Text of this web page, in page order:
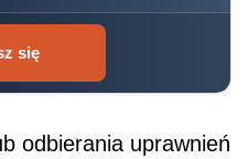
się
odbierania uprawnień